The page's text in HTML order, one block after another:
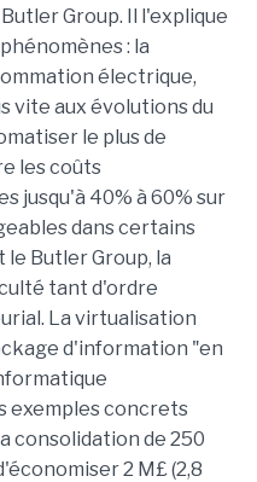
Group. Il l'explique
: la
électrique,
vite aux évolutions du
le plus de
les coûts
jusqu'à 40% à 60% sur
dans certains
Butler Group, la
tant d'ordre
La virtualisation
d'information "en
exemples concrets
consolidation de 250
2 M£ (2,8